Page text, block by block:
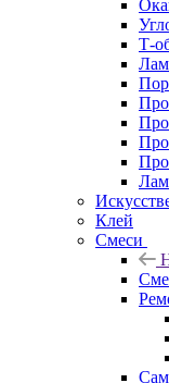
Т-
Клей
Смеси